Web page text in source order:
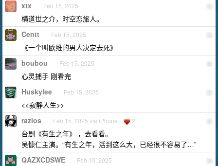
4
xtx Feb 15, 2025
横道世之介，时空恋旅人。
5
Centt Feb 15, 2025
《一个叫欧维的男人决定去死》
6
boubou Feb 15, 2025
心灵捕手 刚看完
7
Huskylee Feb 15, 2025
<<寂静人生>>
8
razios Feb 15, 2025 via iPhone 2
台剧《有生之年》 ，去看看。
吴慷仁主演。“有生之年，活到这么大，已经很不容易了…”
9
QAZXCDSWE Feb 15, 2025